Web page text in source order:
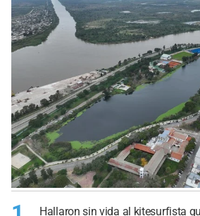
Hallaron sin vida al kitesurfista